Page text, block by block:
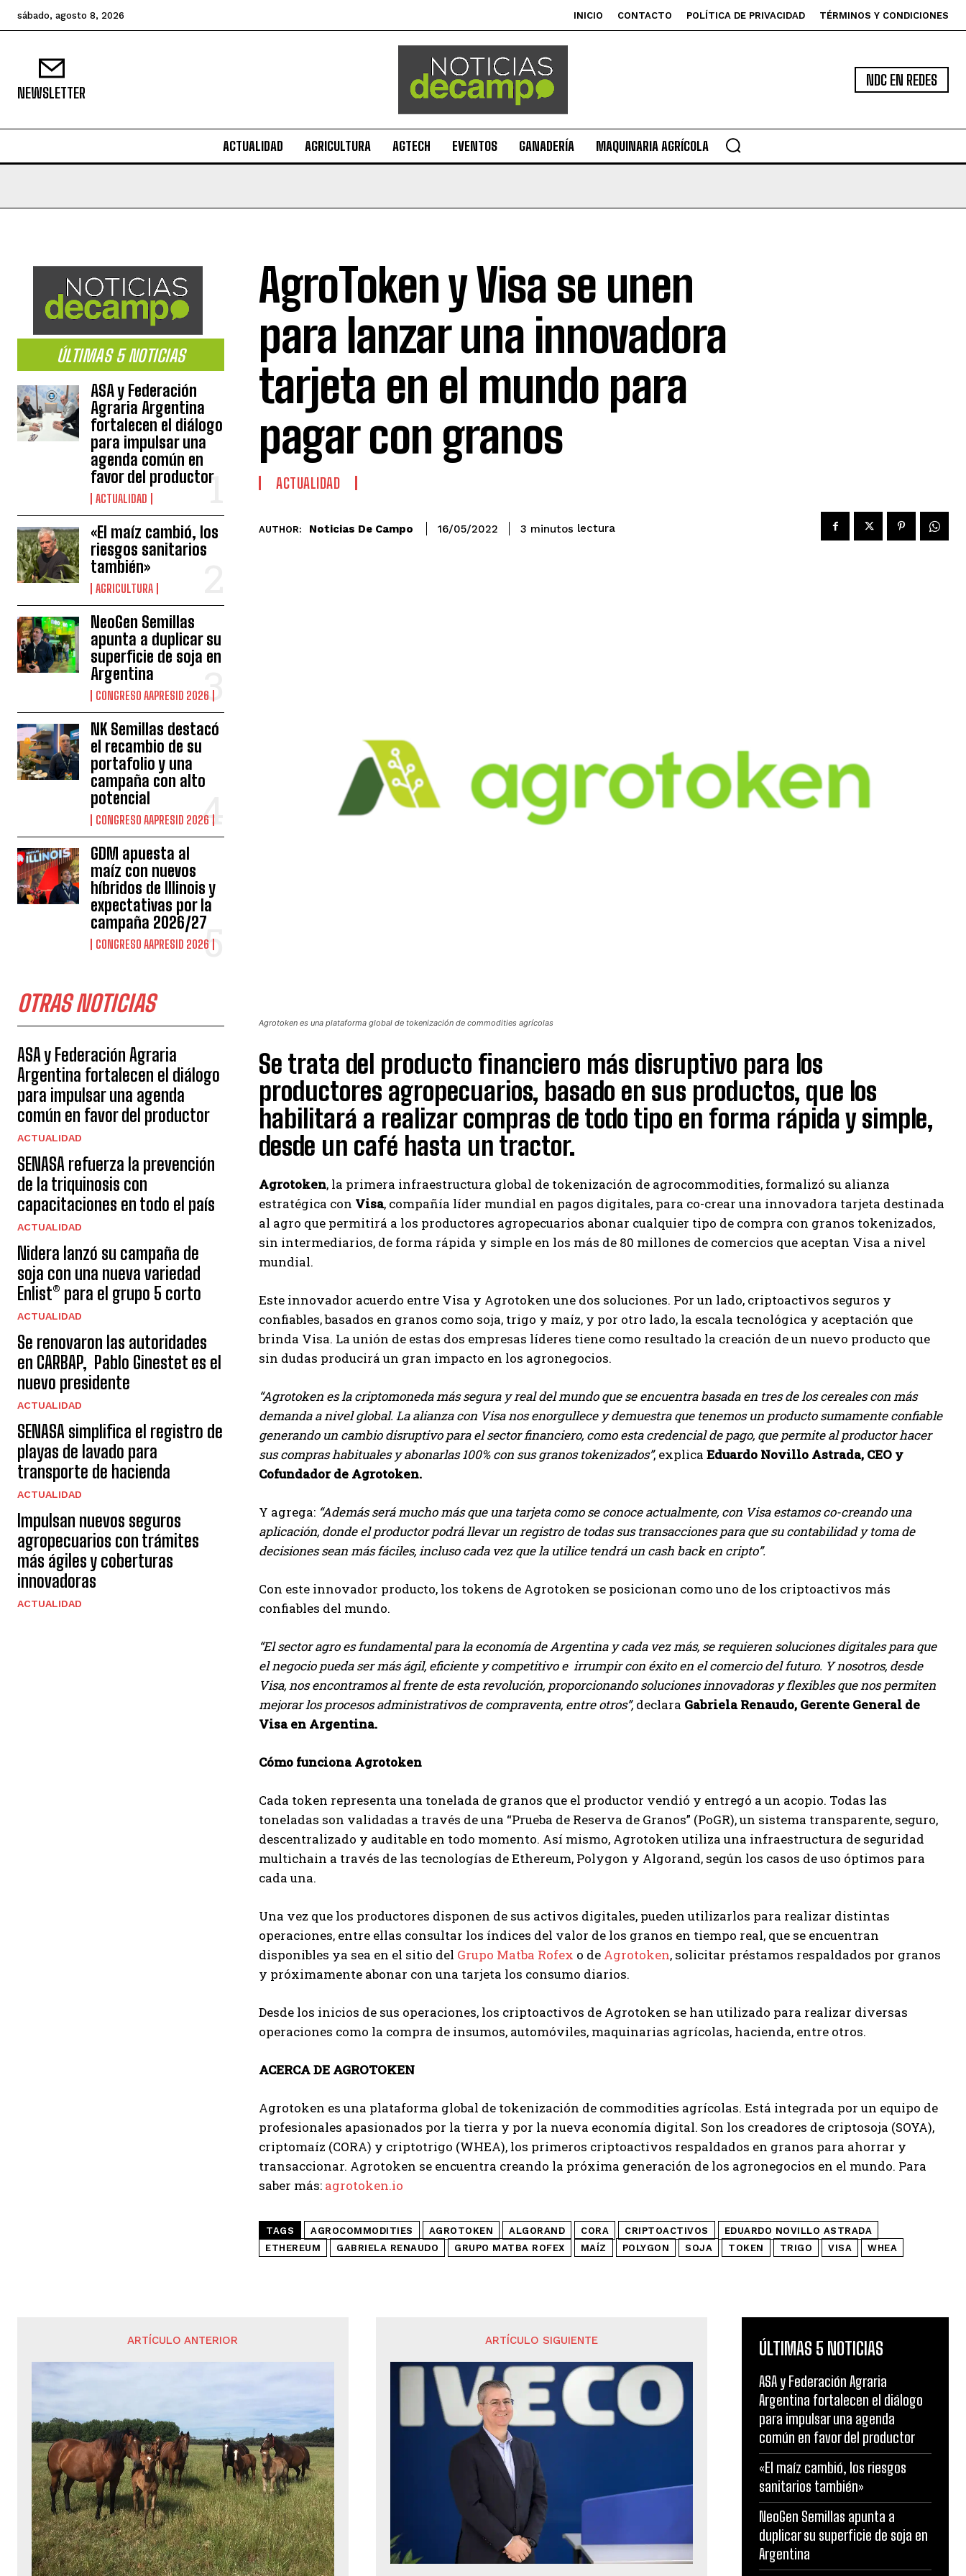
Suscribite al Newsletter
Leí y acepto laPolítica de Privacidad.
sábado, agosto 8, 2026 INICIO CONTACTO POLÍTICA DE PRIVACIDAD TÉRMINOS Y CONDICIONES
NEWSLETTER
NDC EN REDES
ACTUALIDAD AGRICULTURA AGTECH EVENTOS GANADERÍA MAQUINARIA AGRÍCOLA
ÚLTIMAS 5 NOTICIAS
ASA y Federación
Agraria Argentina
fortalecen el diálogo
para impulsar una
agenda común en
favor del productor
ACTUALIDAD
«El maíz cambió, los
riesgos sanitarios
también»
AGRICULTURA
NeoGen Semillas
apunta a duplicar su
superficie de soja en
Argentina
CONGRESO AAPRESID 2026
NK Semillas destacó
el recambio de su
portafolio y una
campaña con alto
potencial
CONGRESO AAPRESID 2026
GDM apuesta al
maíz con nuevos
híbridos de Illinois y
expectativas por la
campaña 2026/27
CONGRESO AAPRESID 2026
OTRAS NOTICIAS
ASA y Federación Agraria
Argentina fortalecen el diálogo
para impulsar una agenda
común en favor del productor
ACTUALIDAD
SENASA refuerza la prevención
de la triquinosis con
capacitaciones en todo el país
ACTUALIDAD
Nidera lanzó su campaña de
soja con una nueva variedad
Enlist® para el grupo 5 corto
ACTUALIDAD
Se renovaron las autoridades
en CARBAP, Pablo Ginestet es el
nuevo presidente
ACTUALIDAD
SENASA simplifica el registro de
playas de lavado para
transporte de hacienda
ACTUALIDAD
Impulsan nuevos seguros
agropecuarios con trámites
más ágiles y coberturas
innovadoras
ACTUALIDAD
AgroToken y Visa se unen
para lanzar una innovadora
tarjeta en el mundo para
pagar con granos
ACTUALIDAD
AUTHOR: Noticias De Campo 16/05/2022 3 minutos lectura
Agrotoken es una plataforma global de tokenización de commodities agrícolas
Se trata del producto financiero más disruptivo para los
productores agropecuarios, basado en sus productos, que los
habilitará a realizar compras de todo tipo en forma rápida y simple,
desde un café hasta un tractor.
Agrotoken, la primera infraestructura global de tokenización de agrocommodities, formalizó su alianza
estratégica con Visa, compañía líder mundial en pagos digitales, para co-crear una innovadora tarjeta destinada
al agro que permitirá a los productores agropecuarios abonar cualquier tipo de compra con granos tokenizados,
sin intermediarios, de forma rápida y simple en los más de 80 millones de comercios que aceptan Visa a nivel
mundial.
Este innovador acuerdo entre Visa y Agrotoken une dos soluciones. Por un lado, criptoactivos seguros y
confiables, basados en granos como soja, trigo y maíz, y por otro lado, la escala tecnológica y aceptación que
brinda Visa. La unión de estas dos empresas líderes tiene como resultado la creación de un nuevo producto que
sin dudas producirá un gran impacto en los agronegocios.
“Agrotoken es la criptomoneda más segura y real del mundo que se encuentra basada en tres de los cereales con más
demanda a nivel global. La alianza con Visa nos enorgullece y demuestra que tenemos un producto sumamente confiable
generando un cambio disruptivo para el sector financiero, como esta credencial de pago, que permite al productor hacer
sus compras habituales y abonarlas 100% con sus granos tokenizados”, explica Eduardo Novillo Astrada, CEO y
Cofundador de Agrotoken.
Y agrega: “Además será mucho más que una tarjeta como se conoce actualmente, con Visa estamos co-creando una
aplicación, donde el productor podrá llevar un registro de todas sus transacciones para que su contabilidad y toma de
decisiones sean más fáciles, incluso cada vez que la utilice tendrá un cash back en cripto”.
Con este innovador producto, los tokens de Agrotoken se posicionan como uno de los criptoactivos más
confiables del mundo.
“El sector agro es fundamental para la economía de Argentina y cada vez más, se requieren soluciones digitales para que
el negocio pueda ser más ágil, eficiente y competitivo e irrumpir con éxito en el comercio del futuro. Y nosotros, desde
Visa, nos encontramos al frente de esta revolución, proporcionando soluciones innovadoras y flexibles que nos permiten
mejorar los procesos administrativos de compraventa, entre otros”, declara Gabriela Renaudo, Gerente General de
Visa en Argentina.
Cómo funciona Agrotoken
Cada token representa una tonelada de granos que el productor vendió y entregó a un acopio. Todas las
toneladas son validadas a través de una “Prueba de Reserva de Granos” (PoGR), un sistema transparente, seguro,
descentralizado y auditable en todo momento. Así mismo, Agrotoken utiliza una infraestructura de seguridad
multichain a través de las tecnologías de Ethereum, Polygon y Algorand, según los casos de uso óptimos para
cada una.
Una vez que los productores disponen de sus activos digitales, pueden utilizarlos para realizar distintas
operaciones, entre ellas consultar los índices del valor de los granos en tiempo real, que se encuentran
disponibles ya sea en el sitio del Grupo Matba Rofex o de Agrotoken, solicitar préstamos respaldados por granos
y próximamente abonar con una tarjeta los consumo diarios.
Desde los inicios de sus operaciones, los criptoactivos de Agrotoken se han utilizado para realizar diversas
operaciones como la compra de insumos, automóviles, maquinarias agrícolas, hacienda, entre otros.
ACERCA DE AGROTOKEN
Agrotoken es una plataforma global de tokenización de commodities agrícolas. Está integrada por un equipo de
profesionales apasionados por la tierra y por la nueva economía digital. Son los creadores de criptosoja (SOYA),
criptomaíz (CORA) y criptotrigo (WHEA), los primeros criptoactivos respaldados en granos para ahorrar y
transaccionar. Agrotoken se encuentra creando la próxima generación de los agronegocios en el mundo. Para
saber más: agrotoken.io
TAGS AGROCOMMODITIES AGROTOKEN ALGORAND CORA CRIPTOACTIVOS
EDUARDO NOVILLO ASTRADA
ETHEREUM
GABRIELA RENAUDO GRUPO MATBA ROFEX MAÍZ POLYGON SOJA TOKEN TRIGO VISA WHEA
ARTÍCULO ANTERIOR ARTÍCULO SIGUIENTE ÚLTIMAS 5 NOTICIAS
ASA y Federación Agraria
Argentina fortalecen el diálogo
para impulsar una agenda
común en favor del productor
«El maíz cambió, los riesgos
sanitarios también»
NeoGen Semillas apunta a
duplicar su superficie de soja en
Argentina